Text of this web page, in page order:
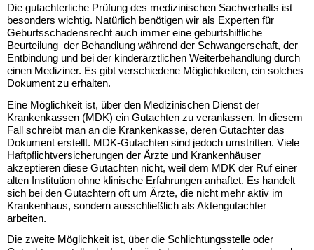
Video
laden
YouTube
immer
Die gutachterliche Prüfung des medizinischen Sachverhalts ist
besonders wichtig. Natürlich benötigen wir als Experten für
Geburtsschadensrecht auch immer eine geburtshilfliche
Beurteilung der Behandlung während der Schwangerschaft, der
Entbindung und bei der kinderärztlichen Weiterbehandlung durch
einen Mediziner. Es gibt verschiedene Möglichkeiten, ein solches
Dokument zu erhalten.
Eine Möglichkeit ist, über den Medizinischen Dienst der
Krankenkassen (MDK) ein Gutachten zu veranlassen. In diesem
Fall schreibt man an die Krankenkasse, deren Gutachter das
Dokument erstellt. MDK-Gutachten sind jedoch umstritten. Viele
Haftpflichtversicherungen der Ärzte und Krankenhäuser
akzeptieren diese Gutachten nicht, weil dem MDK der Ruf einer
alten Institution ohne klinische Erfahrungen anhaftet. Es handelt
sich bei den Gutachtern oft um Ärzte, die nicht mehr aktiv im
Krankenhaus, sondern ausschließlich als Aktengutachter
arbeiten.
Die zweite Möglichkeit ist, über die Schlichtungsstelle oder